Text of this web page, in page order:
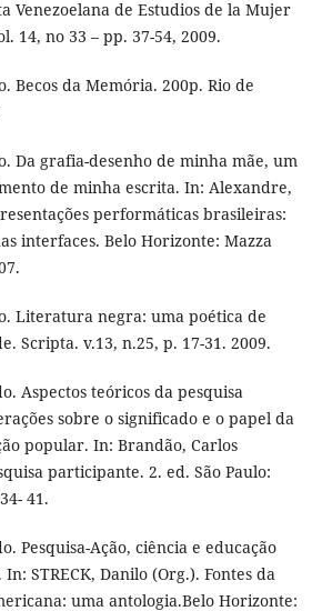
Venezoelana de Estudios de la Mujer
14, no 33 – pp. 37-54, 2009.
Becos da Memória. 200p. Rio de
Da grafia-desenho de minha mãe, um
de minha escrita. In: Alexandre,
performáticas brasileiras:
interfaces. Belo Horizonte: Mazza
Literatura negra: uma poética de
Scripta. v.13, n.25, p. 17-31. 2009.
Aspectos teóricos da pesquisa
sobre o significado e o papel da
popular. In: Brandão, Carlos
participante. 2. ed. São Paulo:
41.
Pesquisa-Ação, ciência e educação
STRECK, Danilo (Org.). Fontes da
uma antologia.Belo Horizonte: